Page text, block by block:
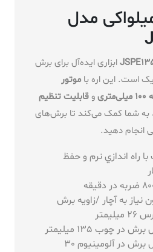
مدل
ابزاری ایده‌آل برای برش
است. این اره با موتور
وقابلیت تنظیم
به شما کمک می‌کند تا برش‌های
انجام دهید.
وات با راه اندازي نرم و حفظ
نیاز به آچار /زاویه برش
چوب 135 میلیمتر
حداکثر ضخامت قابل برش در آلومینیوم 30